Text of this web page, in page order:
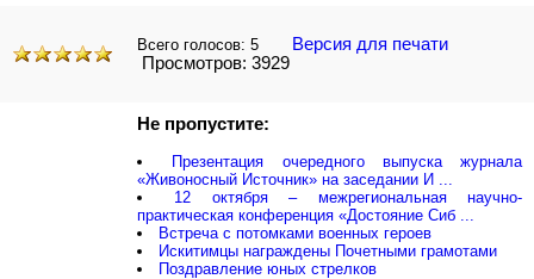
Всего голосов: 5
Версия для печати
Просмотров: 3929
Не пропустите:
Презентация очередного выпуска журнала
«Живоносный Источник» на заседании И ...
12 октября – межрегиональная научно-
практическая конференция «Достояние Сиб ...
Встреча с потомками военных героев
Искитимцы награждены Почетными грамотами
Поздравление юных стрелков